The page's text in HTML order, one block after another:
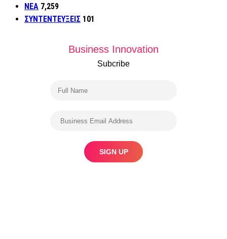
ΝΕΑ 7,259
ΣΥΝΤΕΝΤΕΥΞΕΙΣ 101
Business Innovation
Subcribe